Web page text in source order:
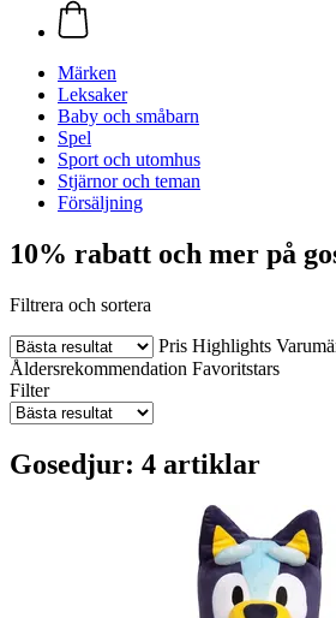
Märken
Leksaker
Baby och småbarn
Spel
Sport och utomhus
Stjärnor och teman
Försäljning
10% rabatt och mer på
Filtrera och sortera
Pris Highlights
Åldersrekommendation Favoritstars
Filter
Gosedjur: 4 artiklar